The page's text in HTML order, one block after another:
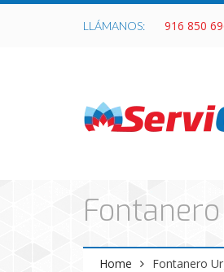
LLÁMANOS: 916 850
Home Fontanero